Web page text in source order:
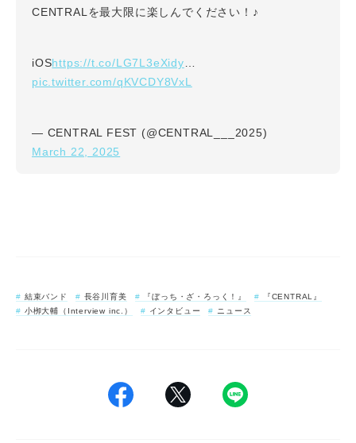
CENTRALを最大限に楽しんでください！♪
iOShttps://t.co/LG7L3eXidy
pic.twitter.com/qKVCDY8VxL
— CENTRAL FEST (@CENTRAL___2025)
March 22, 2025
結束バンド 長谷川育美 『ぼっち・ざ・ろっく！』
『CENTRAL』
小栁大輔（Interview inc.）
インタビュー ニュース